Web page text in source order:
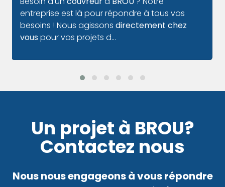
Notre entreprise Marius M Le Bois, spécialisée
en agrandissement de maison en bois à
est à votre service pour prendre en charge
tous vos projets. Notr...
Un projet à BROU?
Contactez nous
Nous nous engageons à vous répondre